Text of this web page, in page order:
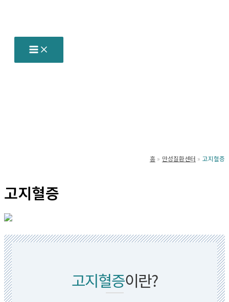
홈 만성질환센터 고지혈증
고지혈증
고지혈증이란?